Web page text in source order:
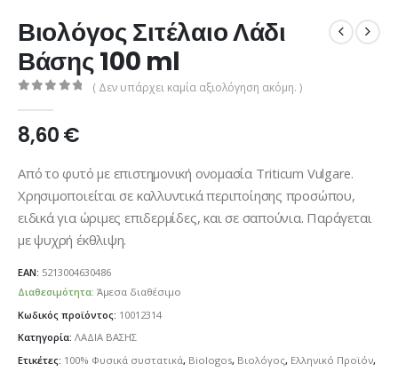
Βιολόγος Σιτέλαιο Λάδι
Βάσης 100 ml
( Δεν υπάρχει καμία αξιολόγηση ακόμη. )
8,60€
Από το φυτό με επιστημονική ονομασία Triticum Vulgare.
Χρησιμοποιείται σε καλλυντικά περιποίησης προσώπου,
ειδικά για ώριμες επιδερμίδες, και σε σαπούνια. Παράγεται
με ψυχρή έκθλιψη.
EAN: 5213004630486
Διαθεσιμότητα: Άμεσα διαθέσιμο
Κωδικός προϊόντος: 10012314
Κατηγορία: ΛΑΔΙΑ ΒΑΣΗΣ
Ετικέτες: 100% Φυσικά συστατικά, Biologos, Βιολόγος, Ελληνικό Προϊόν,